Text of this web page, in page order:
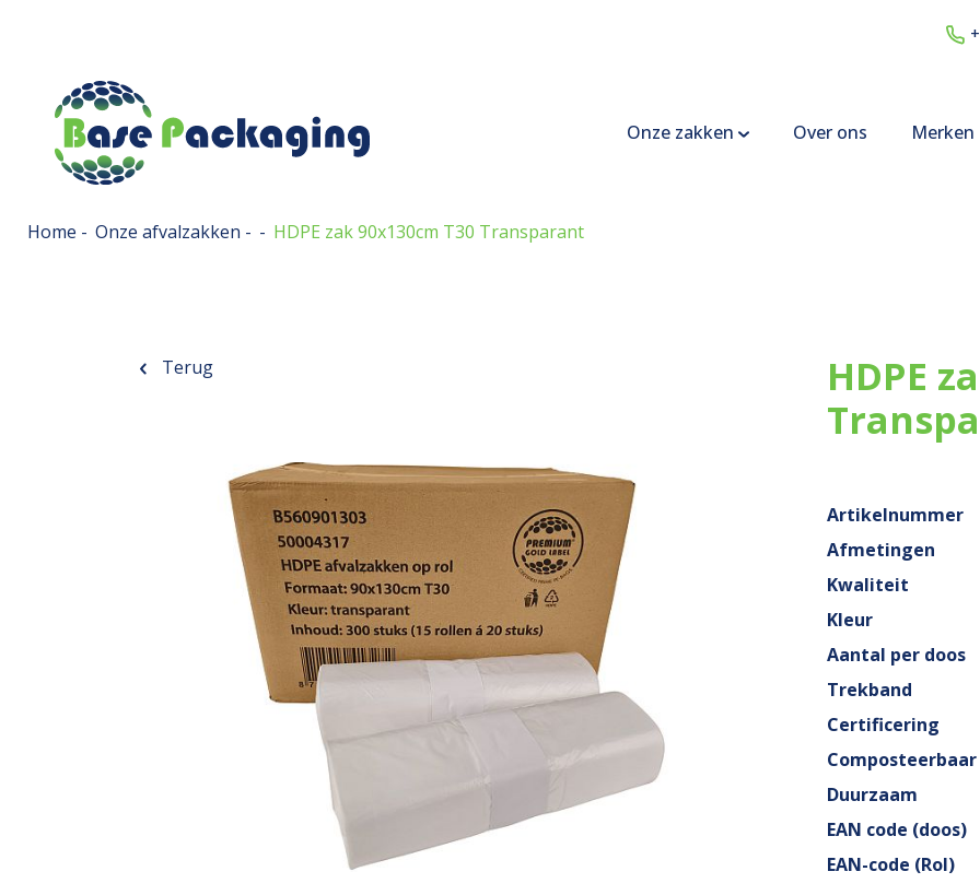
Onze zakken Over ons Merken
Home - Onze afvalzakken - - HDPE zak 90x130cm T30 Transparant
Terug
HDPE
Artikelnummer
Afmetingen
Kwaliteit
Kleur
Aantal per doos
Trekband
Certificering
Composteerbaar
Duurzaam
EAN code (doos)
EAN-code (Rol)